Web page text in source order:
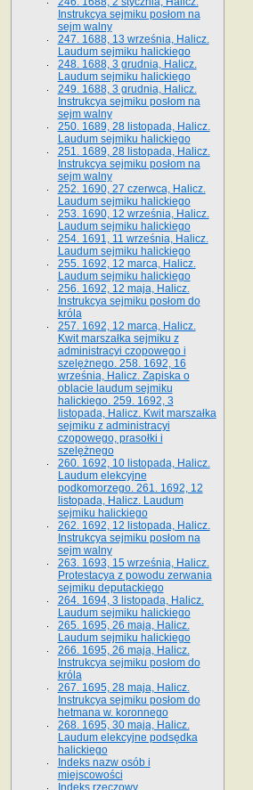
Instrukcya sejmiku posłom na
sejm walny
247. 1688, 13 września, Halicz.
Laudum sejmiku halickiego
248. 1688, 3 grudnia, Halicz.
Laudum sejmiku halickiego
249. 1688, 3 grudnia, Halicz.
Instrukcya sejmiku posłom na
sejm walny
250. 1689, 28 listopada, Halicz.
Laudum sejmiku halickiego
251. 1689, 28 listopada, Halicz.
Instrukcya sejmiku posłom na
sejm walny
252. 1690, 27 czerwca, Halicz.
Laudum sejmiku halickiego
253. 1690, 12 września, Halicz.
Laudum sejmiku halickiego
254. 1691, 11 września, Halicz.
Laudum sejmiku halickiego
255. 1692, 12 marca, Halicz.
Laudum sejmiku halickiego
256. 1692, 12 maja, Halicz.
Instrukcya sejmiku posłom do
króla
257. 1692, 12 marca, Halicz.
Kwit marszałka sejmiku z
administracyi czopowego i
szelężnego. 258. 1692, 16
września, Halicz. Zapiska o
oblacie laudum sejmiku
halickiego. 259. 1692, 3
listopada, Halicz. Kwit marszałka
sejmiku z administracyi
czopowego, prasołki i
szelężnego
260. 1692, 10 listopada, Halicz.
Laudum elekcyjne
podkomorzego. 261. 1692, 12
listopada, Halicz. Laudum
sejmiku halickiego
262. 1692, 12 listopada, Halicz.
Instrukcya sejmiku posłom na
sejm walny
263. 1693, 15 września, Halicz.
Protestacya z powodu zerwania
sejmiku deputackiego
264. 1694, 3 listopada, Halicz.
Laudum sejmiku halickiego
265. 1695, 26 maja, Halicz.
Laudum sejmiku halickiego
266. 1695, 26 maja, Halicz.
Instrukcya sejmiku posłom do
króla
267. 1695, 28 maja, Halicz.
Instrukcya sejmiku posłom do
hetmana w. koronnego
268. 1695, 30 maja, Halicz.
Laudum elekcyjne podsędka
halickiego
Indeks nazw osób i
miejscowości
Indeks rzeczowy